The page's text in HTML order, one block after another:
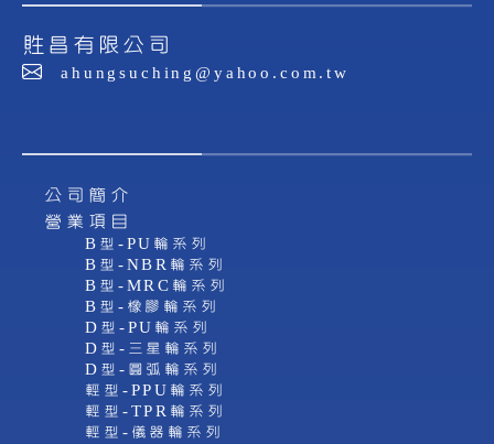
貹昌有限公司
ahungsuching@yahoo.com.tw
公司簡介
營業項目
B型-PU輪系列
B型-NBR輪系列
B型-MRC輪系列
B型-橡膠輪系列
D型-PU輪系列
D型-三星輪系列
D型-圓弧輪系列
輕型-PPU輪系列
輕型-TPR輪系列
輕型-儀器輪系列